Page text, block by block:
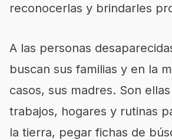
reconocerlas y brindarles
A las personas
buscan sus familias y en la
casos, sus madres. Son
trabajos, hogares y rutinas
la tierra, pegar fichas de